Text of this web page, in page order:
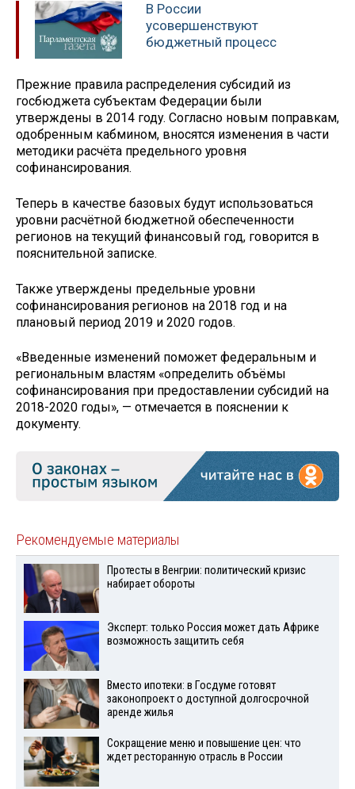
В России
усовершенствуют
бюджетный процесс
Прежние правила распределения субсидий из
госбюджета субъектам Федерации были
утверждены в 2014 году. Согласно новым поправкам,
одобренным кабмином, вносятся изменения в части
методики расчёта предельного уровня
софинансирования.
Теперь в качестве базовых будут использоваться
уровни расчётной бюджетной обеспеченности
регионов на текущий финансовый год, говорится в
пояснительной записке.
Также утверждены предельные уровни
софинансирования регионов на 2018 год и на
плановый период 2019 и 2020 годов.
«Введенные изменений поможет федеральным и
региональным властям «определить объёмы
софинансирования при предоставлении субсидий на
2018-2020 годы», — отмечается в пояснении к
документу.
Рекомендуемые материалы
Протесты в Венгрии: политический кризис
набирает обороты
Эксперт: только Россия может дать Африке
возможность защитить себя
Вместо ипотеки: в Госдуме готовят
законопроект о доступной долгосрочной
аренде жилья
Сокращение меню и повышение цен: что
ждет ресторанную отрасль в России